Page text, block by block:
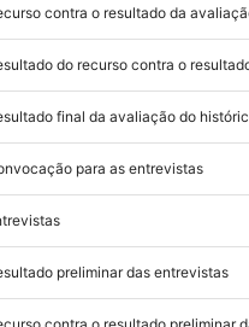
contra o resultado da
do recurso contra o
final da avaliação do
para as entrevistas
preliminar das entrevistas